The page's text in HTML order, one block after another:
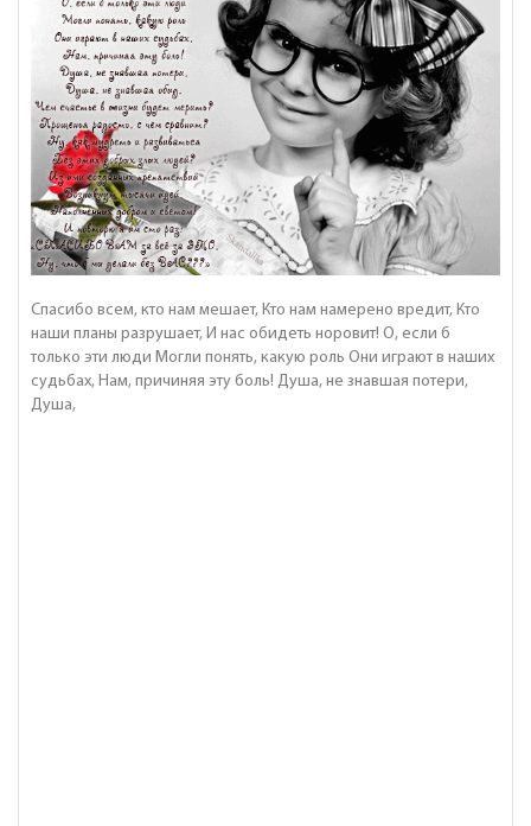
Спасибо всем, кто нам мешает, Кто нам намерено вредит, Кто
наши планы разрушает, И нас обидеть норовит! О, если б
только эти люди Могли понять, какую роль Они играют в наших
судьбах, Нам, причиняя эту боль! Душа, не знавшая потери,
Душа,